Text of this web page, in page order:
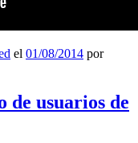
el 01/08/2014 por
usuarios de